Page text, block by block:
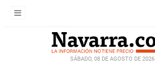
SÁBADO, 08 DE AGOSTO DE 2026